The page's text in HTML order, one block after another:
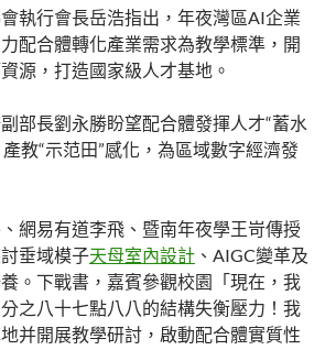
執行會長岳浩指出，年夜灣區AI企業
配合體轉化產業需求為教學標準，開
源，打造國家級人才基地。
部長劉永勝盼望配合體發揮人才“蓄水
產教“示范田”感化，為區域數字經濟發
網易有道李飛、暨南年夜學王岢傳授
垂域模子天母室內設計 、AIGC變革及
。下戰書，嘉賓參觀校園「現在，我
之八十七點八八的結構失衡壓力！我
并開展教學研討，啟動配合體實質性